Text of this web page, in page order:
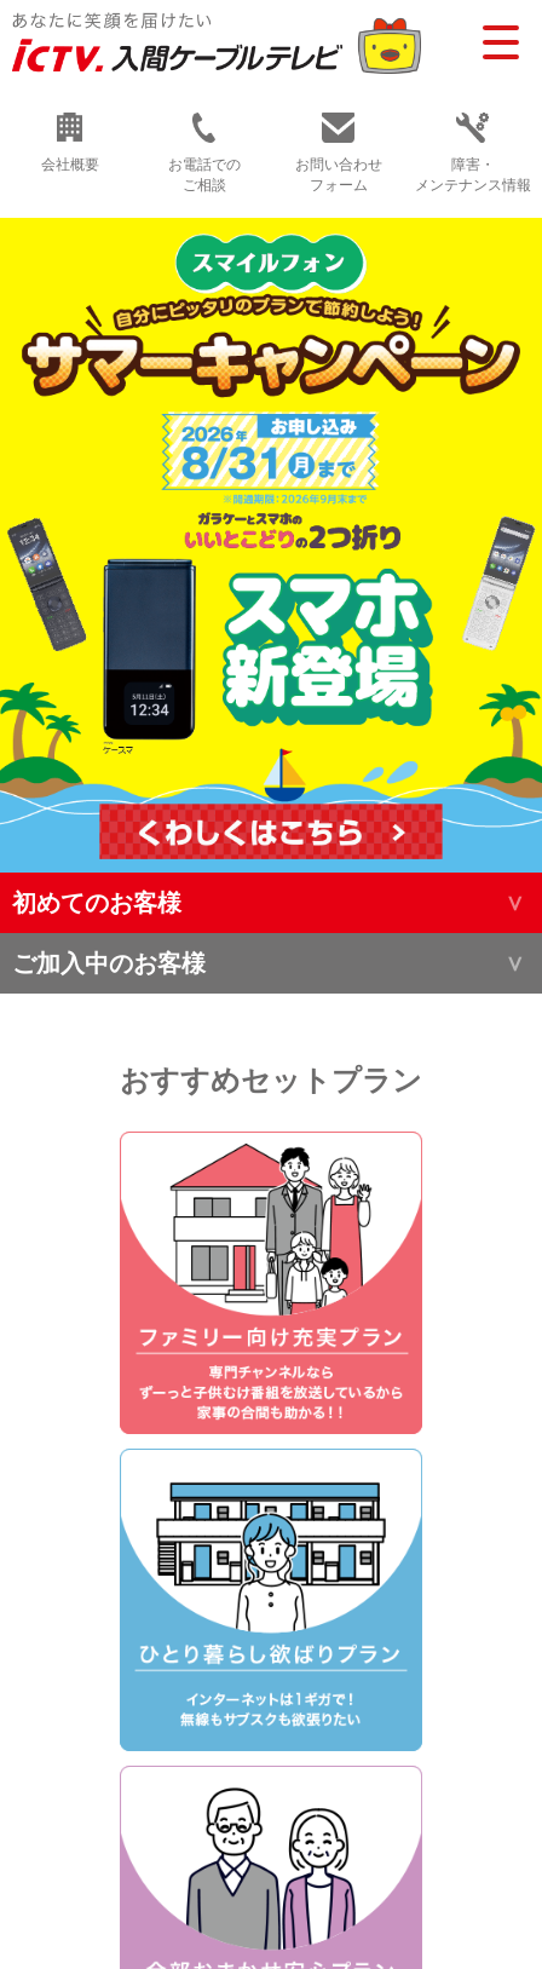
会社概要
お電話での
ご相談
お問い合わせ
フォーム
障害・
メンテナンス情報
初めてのお客様
ご加入中のお客様
おすすめセットプラン